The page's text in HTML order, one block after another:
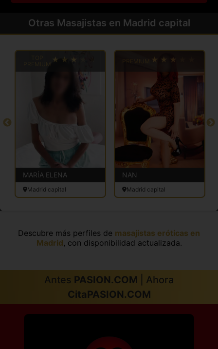
Otras Masajistas en Madrid capital
MARÍA ELENA
Madrid capital
PREMIUM
NAN
Madrid capital
PREMIUM
Descubre más perfiles de masajistas eróticas en
Madrid, con disponibilidad actualizada.
Antes PASION.COM | Ahora
CitaPASION.COM